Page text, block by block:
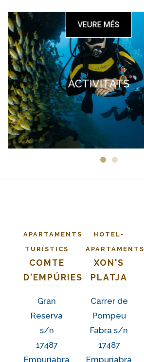
ESPORTS
VEURE MÉS
APARTAMENTS
TURÍSTICS
COMTE
D'EMPÚRIES
Gran
Reserva
s/n
17487
Empuriabra
HOTEL-
APARTAMENTS
XON'S
PLATJA
Carrer de
Pompeu
Fabra s/n
17487
Empuriabra